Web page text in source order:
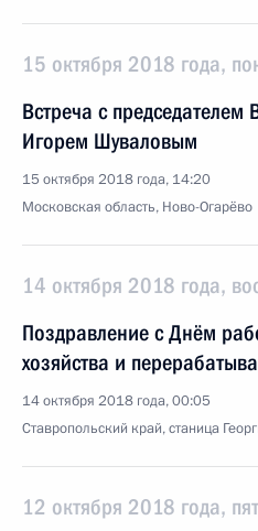
15 октября 2018 года,
Встреча с
Игорем Шуваловым
15 октября 2018 года, 14:20
Московская область, Ново-Огарёво
14 октября 2018 года,
Поздравление с Днём
хозяйства и
14 октября 2018 года, 00:05
Ставропольский край, станица
12 октября 2018 года,